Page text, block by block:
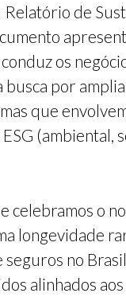
Relatório de
os
busca por
que
(ambiental,
celebramos o
longevidade
no
alinhados aos